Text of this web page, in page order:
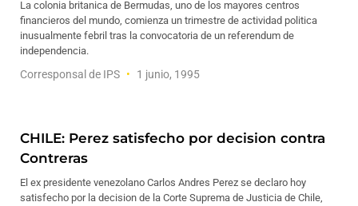
La colonia britanica de Bermudas, uno de los mayores centros
financieros del mundo, comienza un trimestre de actividad politica
inusualmente febril tras la convocatoria de un referendum de
independencia.
Corresponsal de IPS 1 junio, 1995
CHILE: Perez satisfecho por decision contra
Contreras
El ex presidente venezolano Carlos Andres Perez se declaro hoy
satisfecho por la decision de la Corte Suprema de Justicia de Chile,